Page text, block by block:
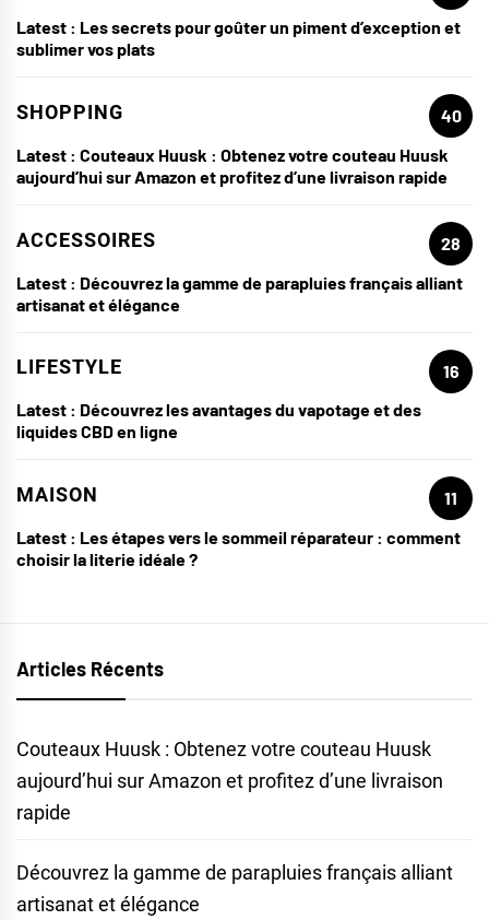
Latest : Les secrets pour goûter un piment d’exception et
sublimer vos plats
SHOPPING
40
Latest : Couteaux Huusk : Obtenez votre couteau Huusk
aujourd’hui sur Amazon et profitez d’une livraison rapide
ACCESSOIRES
28
Latest : Découvrez la gamme de parapluies français alliant
artisanat et élégance
LIFESTYLE
16
Latest : Découvrez les avantages du vapotage et des
liquides CBD en ligne
MAISON
11
Latest : Les étapes vers le sommeil réparateur : comment
choisir la literie idéale ?
Articles Récents
Couteaux Huusk : Obtenez votre couteau Huusk
aujourd’hui sur Amazon et profitez d’une livraison
rapide
Découvrez la gamme de parapluies français alliant
artisanat et élégance